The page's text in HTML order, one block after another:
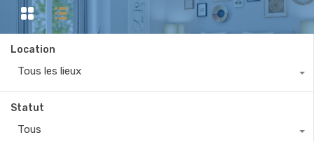
Location
Tous les lieux
Statut
Tous